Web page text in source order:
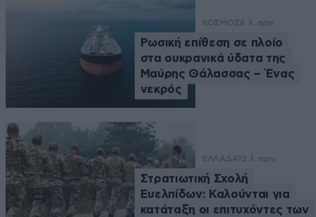
ΚΟΣΜΟΣ6 λ. πριν
Ρωσική επίθεση σε πλοίο
στα ουκρανικά ύδατα της
Μαύρης Θάλασσας – Ένας
νεκρός
ΕΛΛΑΔΑ 12 λ. πριν
Στρατιωτική Σχολή
Ευελπίδων: Καλούνται για
κατάταξη οι επιτυχόντες των